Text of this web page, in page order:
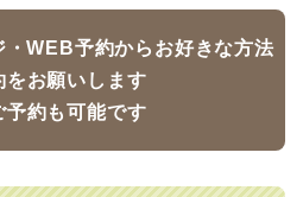
WEB予約からお好きな方法
をお願いします
予約も可能です